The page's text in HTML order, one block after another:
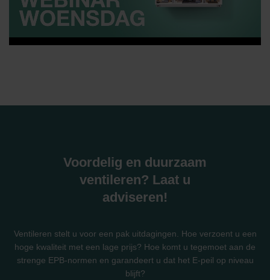
Voordelig en duurzaam
ventileren? Laat u
adviseren!
Ventileren stelt u voor een pak uitdagingen. Hoe verzoent u een
hoge kwaliteit met een lage prijs? Hoe komt u tegemoet aan de
strenge EPB-normen en garandeert u dat het E-peil op niveau
blijft?